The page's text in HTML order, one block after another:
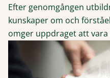
Efter genomgången
kunskaper om och
omger uppdraget att